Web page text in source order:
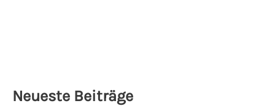
Neueste Beiträge